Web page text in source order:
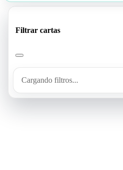
Filtrar cartas
Cargando filtros...